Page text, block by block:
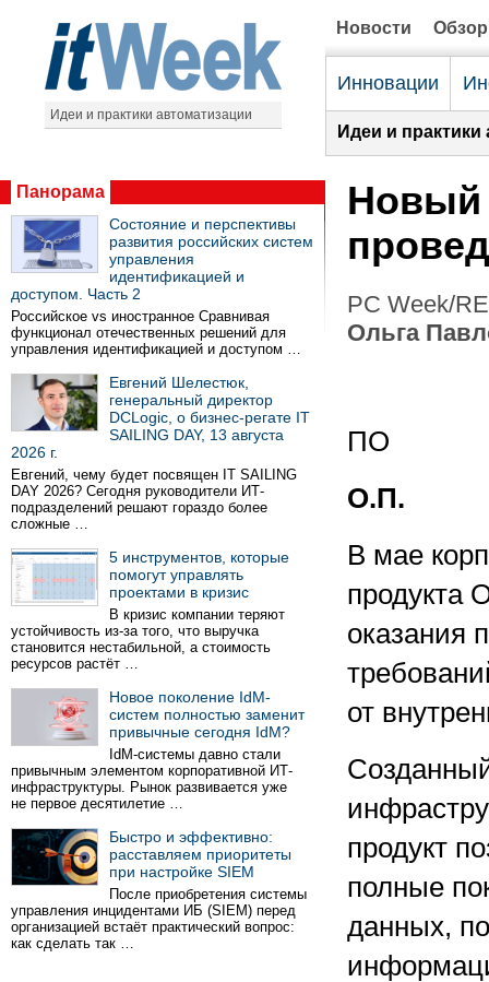
Идеи и практики автоматизации
Новости
Инновации
Идеи и
Панорама
Состояние и перспективы
развития российских систем
управления
идентификацией и
доступом. Часть 2
Российское vs иностранное Сравнивая
функционал отечественных решений для
управления идентификацией и доступом …
Евгений Шелестюк,
генеральный директор
DCLogic, о бизнес-регате IT
SAILING DAY, 13 августа
2026 г.
Евгений, чему будет посвящен IT SAILING
DAY 2026? Сегодня руководители ИТ-
подразделений решают гораздо более
сложные …
5 инструментов, которые
помогут управлять
проектами в кризис
В кризис компании теряют
устойчивость из-за того, что выручка
становится нестабильной, а стоимость
ресурсов растёт …
Новое поколение IdM-
систем полностью заменит
привычные сегодня IdM?
IdM-системы давно стали
привычным элементом корпоративной ИТ-
инфраструктуры. Рынок развивается уже
не первое десятилетие …
Быстро и эффективно:
расставляем приоритеты
при настройке SIEM
После приобретения системы
управления инцидентами ИБ (SIEM) перед
организацией встаёт практический вопрос:
как сделать так …
Новый
PC Week/
Ольга
ПО
О.П.
В мае
продукта
оказания
от
продукт
полные
данных,